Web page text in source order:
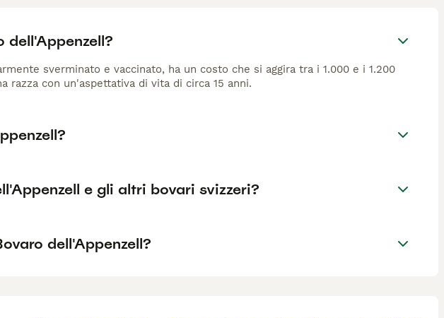
dell'Appenzell?
sverminato e vaccinato, ha un costo che si aggira tra i 1.000 e i 1.200
razza con un'aspettativa di vita di circa 15 anni.
e gli altri bovari svizzeri?
dell'Appenzell?